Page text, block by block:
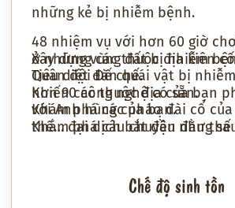
những kẻ bị nhiễm bệnh.
48 nhiệm vụ với hơn 60 giờ
Xây dựng các thuộc địa kiên cố để sinh tồn ở những vùng đất bị nhiễm
Tiêu diệt đàn quái vật bị nhiễm bệnh với Quân đội Đế chế.
Khiến các thuộc địa của bạn phát triển với hơn 90 công nghệ có sẵn.
Khám phá các pháo đài cổ của con người với Anh hùng của bạn.
Khám phá câu chuyện đằng sau ngày tận thế… đại dịch bắt đầu
Chế độ sinh tồn